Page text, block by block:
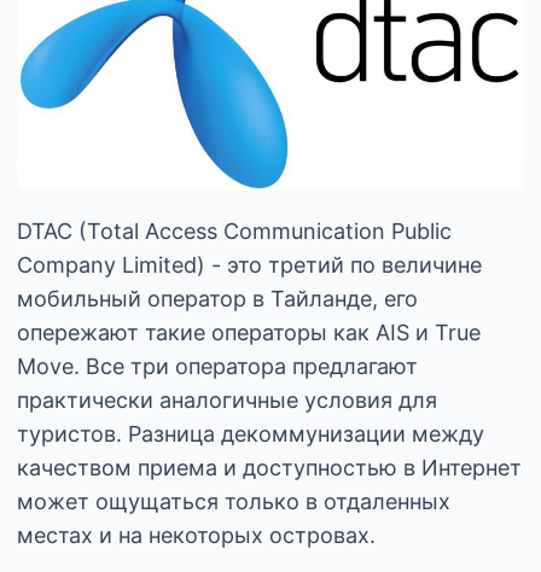
DTAC (Total Access Communication Public
Company Limited) - это третий по величине
мобильный оператор в Тайланде, его
опережают такие операторы как AIS и True
Move. Все три оператора предлагают
практически аналогичные условия для
туристов. Разница декоммунизации между
качеством приема и доступностью в Интернет
может ощущаться только в отдаленных
местах и на некоторых островах.